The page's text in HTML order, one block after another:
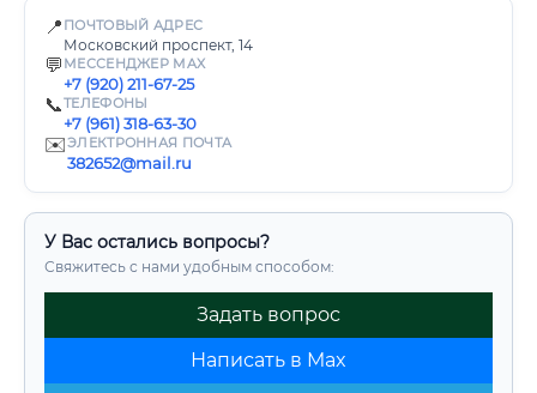
📍 ПОЧТОВЫЙ АДРЕС
Московский проспект, 14
💬 МЕССЕНДЖЕР MAX
+7 (920) 211-67-25
📞ТЕЛЕФОНЫ
+7 (961) 318-63-30
✉️ЭЛЕКТРОННАЯ ПОЧТА
382652@mail.ru
У Вас остались вопросы?
Свяжитесь с нами удобным способом:
Задать вопрос
Написать в Max